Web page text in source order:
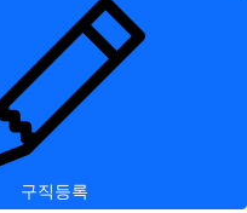
구직등록